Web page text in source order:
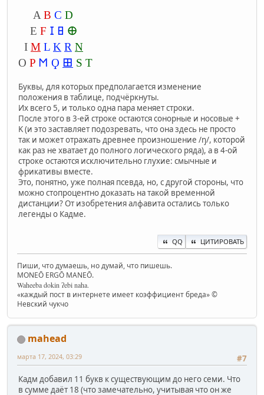
A B C D
E F 𐌆 𐌇 𐌈
I M L K R N
O P 𐌑 Ϙ 𐌎 S T
Буквы, для которых предполагается изменение
положения в таблице, подчёркнуты.
Их всего 5, и только одна пара меняет строки.
После этого в 3-ей строке остаются сонорные и носовые +
K (и это заставляет подозревать, что она здесь не просто
так и может отражать древнее произношение /ŋ/, которой
как раз не хватает до полного логического ряда), а в 4-ой
строке остаются исключительно глухие: смычные и
фрикативы вместе.
Это, понятно, уже полная псевда, но, с другой стороны, что
можно стопроцентно доказать на такой временной
дистанции? От изобретения алфавита остались только
легенды о Кадме.
QQ ЦИТИРОВАТЬ
Пиши, что думаешь, но думай, что пишешь.
MONEŌ ERGŌ MANEŌ.
Waheeba dokin ʔebi naha.
«каждый пост в интернете имеет коэффициент бреда» ©
Невский чукчо
mahead
#7
марта 17, 2024, 03:29
Кадм добавил 11 букв к существующим до него семи. Что
в сумме даёт 18 (что замечательно, учитывая что он же